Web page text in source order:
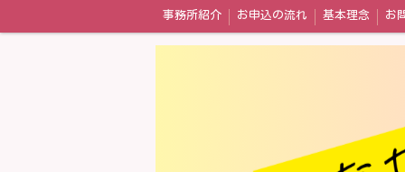
事務所紹介 お申込の流れ 基本理念 お